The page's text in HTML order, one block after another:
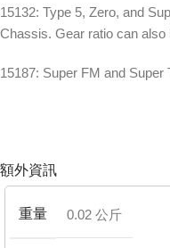
15132: Type 5, Zero, and
Chassis. Gear ratio can also
15187: Super FM and Super
額外資訊
重量 0.02 公斤